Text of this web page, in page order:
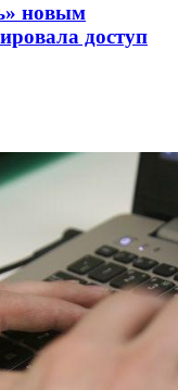
новым
доступ